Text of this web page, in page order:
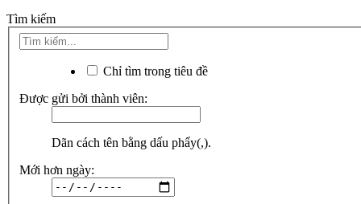
Tìm kiếm
Chỉ tìm trong tiêu đề
Được gửi bởi thành viên:
Dãn cách tên bằng dấu phẩy(,).
Mới hơn ngày: